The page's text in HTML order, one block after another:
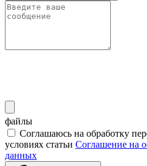
файлы
Соглашаюсь на обработку
условиях статьи Соглашение на
данных